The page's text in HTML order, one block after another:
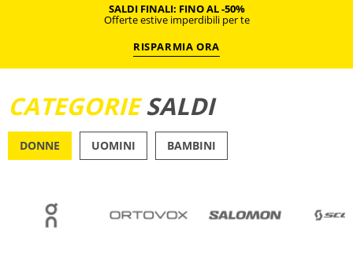
SALDI FINALI: FINO AL -50%
Offerte estive imperdibili per te
RISPARMIA ORA
CATEGORIESALDI
DONNE UOMINI BAMBINI